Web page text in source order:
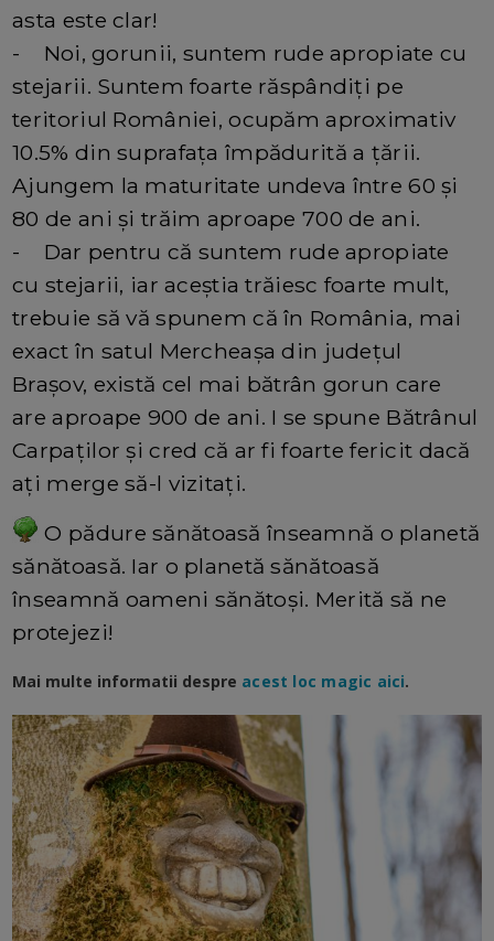
asta este clar!
- Noi, gorunii, suntem rude apropiate cu
stejarii. Suntem foarte răspândiți pe
teritoriul României, ocupăm aproximativ
10.5% din suprafața împădurită a țării.
Ajungem la maturitate undeva între 60 și
80 de ani și trăim aproape 700 de ani.
- Dar pentru că suntem rude apropiate
cu stejarii, iar aceștia trăiesc foarte mult,
trebuie să vă spunem că în România, mai
exact în satul Mercheașa din județul
Brașov, există cel mai bătrân gorun care
are aproape 900 de ani. I se spune Bătrânul
Carpaților și cred că ar fi foarte fericit dacă
ați merge să-l vizitați.
O pădure sănătoasă înseamnă o planetă
sănătoasă. Iar o planetă sănătoasă
înseamnă oameni sănătoși. Merită să ne
protejezi!
Mai multe informatii despre acest loc magic aici.